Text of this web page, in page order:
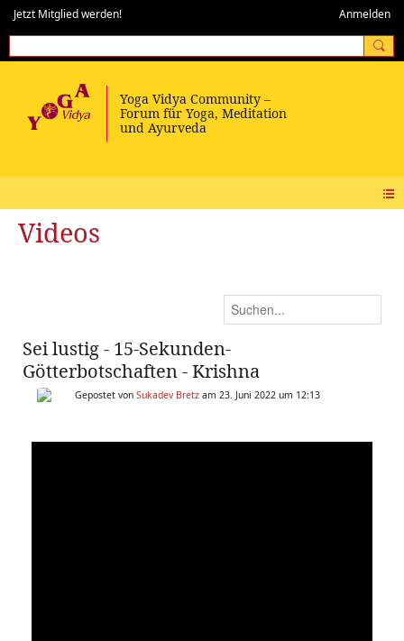
Jetzt Mitglied werden! Anmelden
Videos
Sei lustig - 15-Sekunden-
Götterbotschaften - Krishna
Gepostet von Sukadev Bretz am 23. Juni 2022 um 12:13